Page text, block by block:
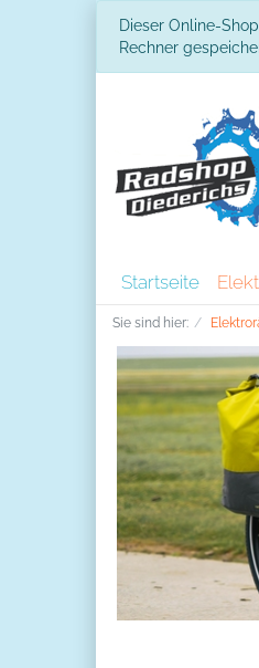
Dieser Online-
Rechner
Startseite
Sie sind hier: